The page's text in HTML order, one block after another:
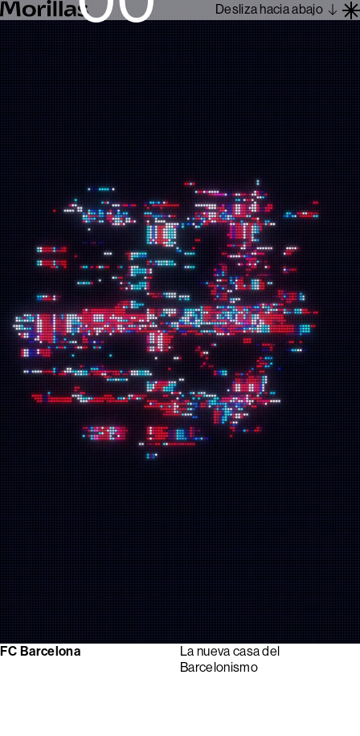
Desliza hacia abajo
Trabajos
Barcelona 1962
Sobre Nosotros
Blog
Contacto
FC Barcelona
La nueva casa del
Barcelonismo